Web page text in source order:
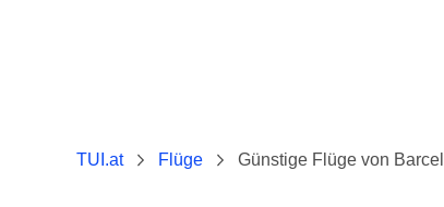
TUI.at Flüge Günstige Flüge von